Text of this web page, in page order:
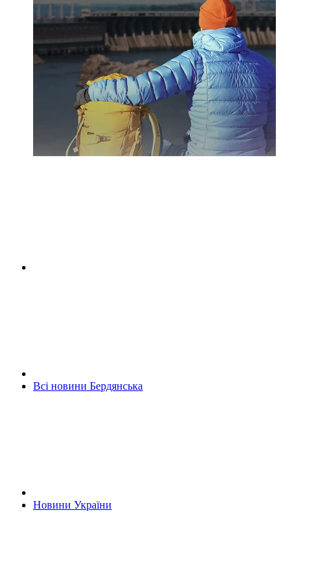
Всі новини Бердянська
Новини України